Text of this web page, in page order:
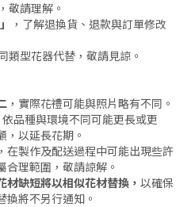
敬請理解。
」
，了解退換貨、退款與訂單修改
類型花器代替，敬請見諒。
，實際花禮可能與照片略有不同。
依品種與環境不同可能更長或更
，以延長花期。
，在製作及配送過程中可能出現些許
理範圍，敬請諒解。
缺短將以相似花材替換， 以確保
換將不另行通知。